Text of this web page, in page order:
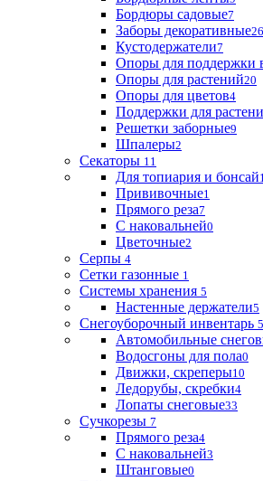
Бордюры садовые7
Заборы декоративные26
Кустодержатели7
Опоры для поддержки
Опоры для растений20
Опоры для цветов4
Поддержки для
Решетки заборные9
Шпалеры2
Секаторы 11
Для топиария и бонсай
Прививочные1
Прямого реза7
С наковальней0
Цветочные2
Серпы 4
Сетки газонные 1
Системы хранения 5
Настенные держатели5
Снегоуборочный инвентарь
Автомобильные
Водосгоны для пола0
Движки, скреперы10
Ледорубы, скребки4
Лопаты снеговые33
Сучкорезы 7
Прямого реза4
С наковальней3
Штанговые0